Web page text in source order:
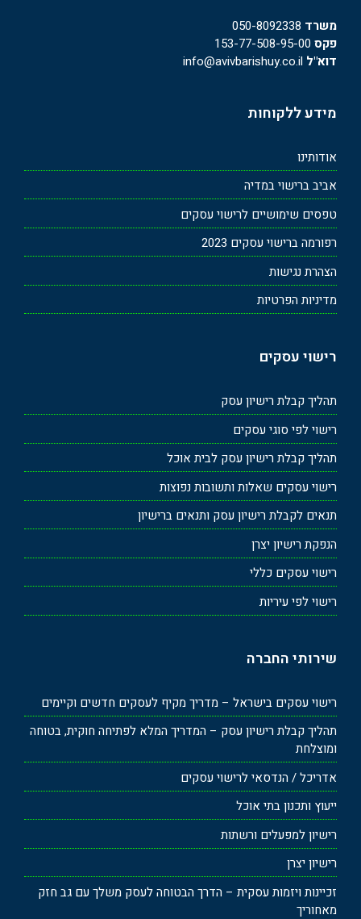
משרד 050-8092338
פקס
דוא"ל
מידע ללקוחות
אודותינו
אביב ברישוי במדיה
טפסים שימושיים לרישוי עסקים
רפורמה ברישוי עסקים 2023
הצהרת נגישות
מדיניות הפרטיות
רישוי עסקים
תהליך קבלת רישיון עסק
רישוי לפי סוגי עסקים
תהליך קבלת רישיון עסק לבית אוכל
רישוי עסקים שאלות ותשובות נפוצות
תנאים לקבלת רישיון עסק ותנאים ברישיון
הנפקת רישיון יצרן
רישוי עסקים כללי
רישוי לפי עיריות
שירותי החברה
רישוי עסקים בישראל – מדריך מקיף לעסקים חדשים וקיימים
תהליך קבלת רישיון עסק – המדריך המלא לפתיחה חוקית, בטוחה
ומוצלחת
אדריכל / הנדסאי לרישוי עסקים
ייעוץ ותכנון בתי אוכל
רישיון למפעלים ורשתות
רישיון יצרן
זכיינות ויזמות עסקית – הדרך הבטוחה לעסק משלך עם גב חזק
מאחוריך